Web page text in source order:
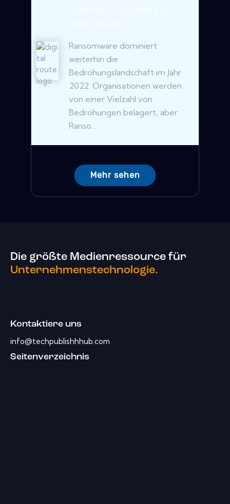
Ransomware dominiert
weiterhin die
Bedrohungslandschaft im Jahr
2022. Organisationen werden
von einer Vielzahl von
Bedrohungen belagert, aber
Ranso...
Mehr sehen
Die größte Medienressource für
Unternehmenstechnologie.
Kontaktiere uns
info@techpublishhhub.com
Seitenverzeichnis